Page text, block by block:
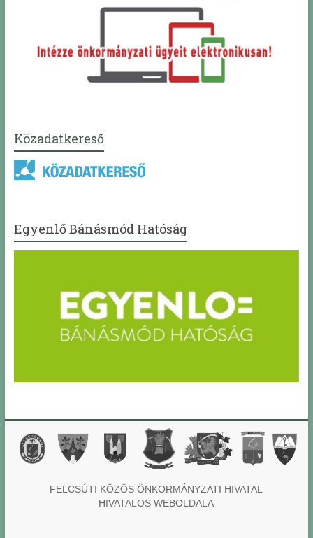
Közadatkereső
Egyenlő Bánásmód Hatóság
FELCSÚTI KÖZÖS ÖNKORMÁNYZATI HIVATAL
HIVATALOS WEBOLDALA